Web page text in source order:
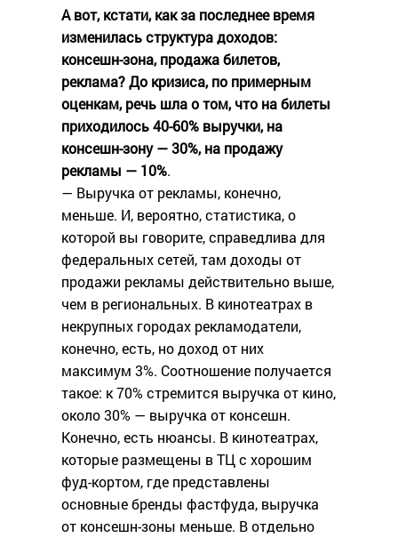
А вот, кстати, как за последнее время
изменилась структура доходов:
консешн-зона, продажа билетов,
реклама? До кризиса, по примерным
оценкам, речь шла о том, что на билеты
приходилось 40-60% выручки, на
консешн-зону — 30%, на продажу
рекламы — 10%.
— Выручка от рекламы, конечно,
меньше. И, вероятно, статистика, о
которой вы говорите, справедлива для
федеральных сетей, там доходы от
продажи рекламы действительно выше,
чем в региональных. В кинотеатрах в
некрупных городах рекламодатели,
конечно, есть, но доход от них
максимум 3%. Соотношение получается
такое: к 70% стремится выручка от кино,
около 30% — выручка от консешн.
Конечно, есть нюансы. В кинотеатрах,
которые размещены в ТЦ с хорошим
фуд-кортом, где представлены
основные бренды фастфуда, выручка
от консешн-зоны меньше. В отдельно